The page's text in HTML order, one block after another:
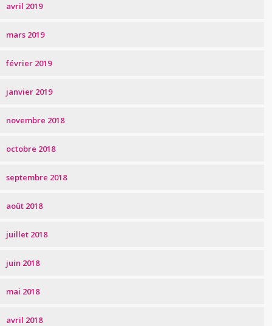
avril 2019
mars 2019
février 2019
janvier 2019
novembre 2018
octobre 2018
septembre 2018
août 2018
juillet 2018
juin 2018
mai 2018
avril 2018